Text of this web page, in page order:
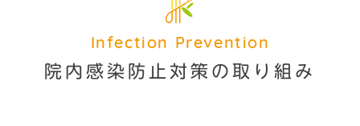
Infection Prevention
院内感染防止対策の取り組み